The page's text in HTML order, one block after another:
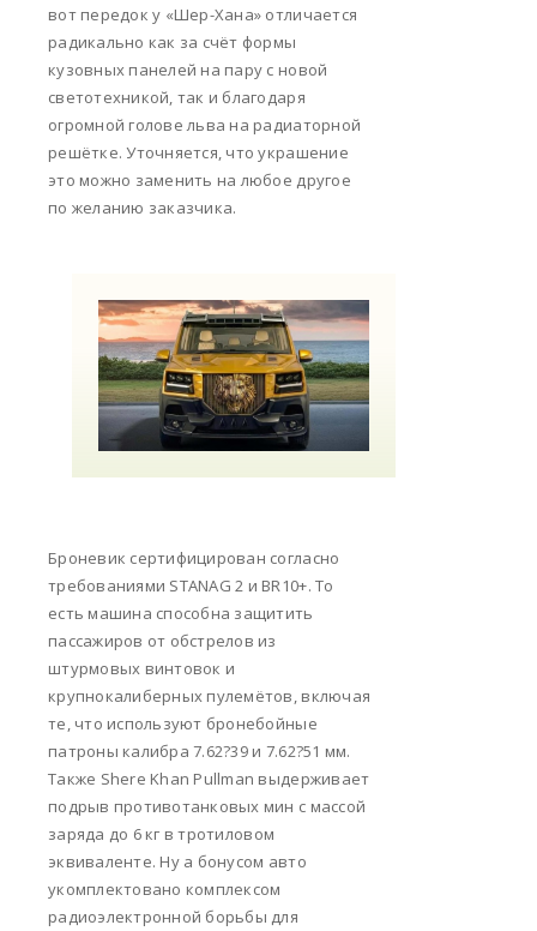
вот передок у «Шер-Хана» отличается
радикально как за счёт формы
кузовных панелей на пару с новой
светотехникой, так и благодаря
огромной голове льва на радиаторной
решётке. Уточняется, что украшение
это можно заменить на любое другое
по желанию заказчика.
Броневик сертифицирован согласно
требованиями STANAG 2 и BR10+. То
есть машина способна защитить
пассажиров от обстрелов из
штурмовых винтовок и
крупнокалиберных пулемётов, включая
те, что используют бронебойные
патроны калибра 7.62?39 и 7.62?51 мм.
Также Shere Khan Pullman выдерживает
подрыв противотанковых мин с массой
заряда до 6 кг в тротиловом
эквиваленте. Ну а бонусом авто
укомплектовано комплексом
радиоэлектронной борьбы для